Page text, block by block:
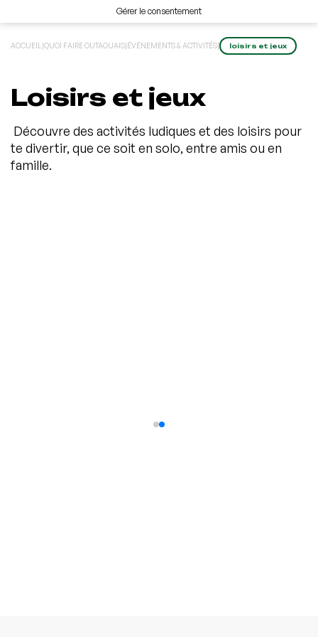
Gérer le consentement
ACCUEIL |QUOI FAIRE OUTAOUAIS|ÉVÉNEMENTS & ACTIVITÉS| loisirs et jeux
Loisirs et jeux
Découvre des activités ludiques et des loisirs pour
te divertir, que ce soit en solo, entre amis ou en
famille.